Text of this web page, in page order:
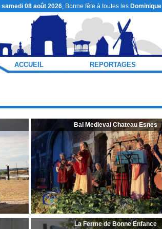
samedi 08 août 2026, Bonne fête à toutes les Dominique
ACCUEIL REPORTAGES
Bal Medieval Chateau Esnes
La Ferme de Bonne Enfance